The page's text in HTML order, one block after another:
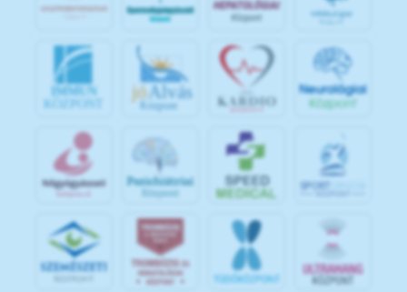
IMMUN
KÖZPONT
jó Alvás
Központ
SPOR